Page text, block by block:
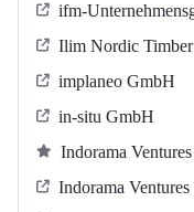
ifm-
Ilim Nordic
implaneo GmbH
in-situ GmbH
Indorama
Indorama